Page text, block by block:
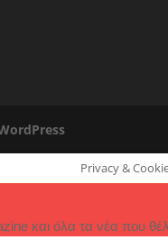
Privacy &
και όλα τα νέα που